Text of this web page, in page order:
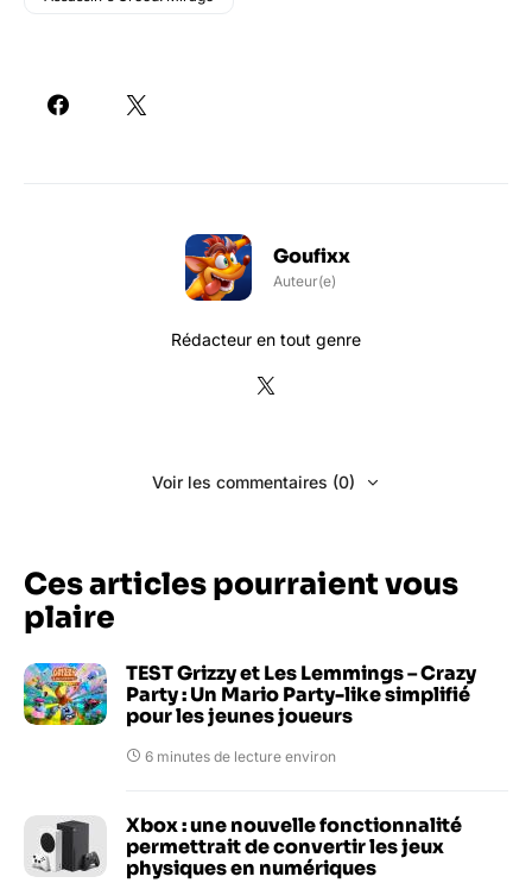
Goufixx
Auteur(e)
Rédacteur en tout genre
Voir les commentaires (0)
Ces articles pourraient vous
plaire
TEST Grizzy et Les Lemmings – Crazy
Party : Un Mario Party-like simplifié
pour les jeunes joueurs
6 minutes de lecture environ
Xbox : une nouvelle fonctionnalité
permettrait de convertir les jeux
physiques en numériques